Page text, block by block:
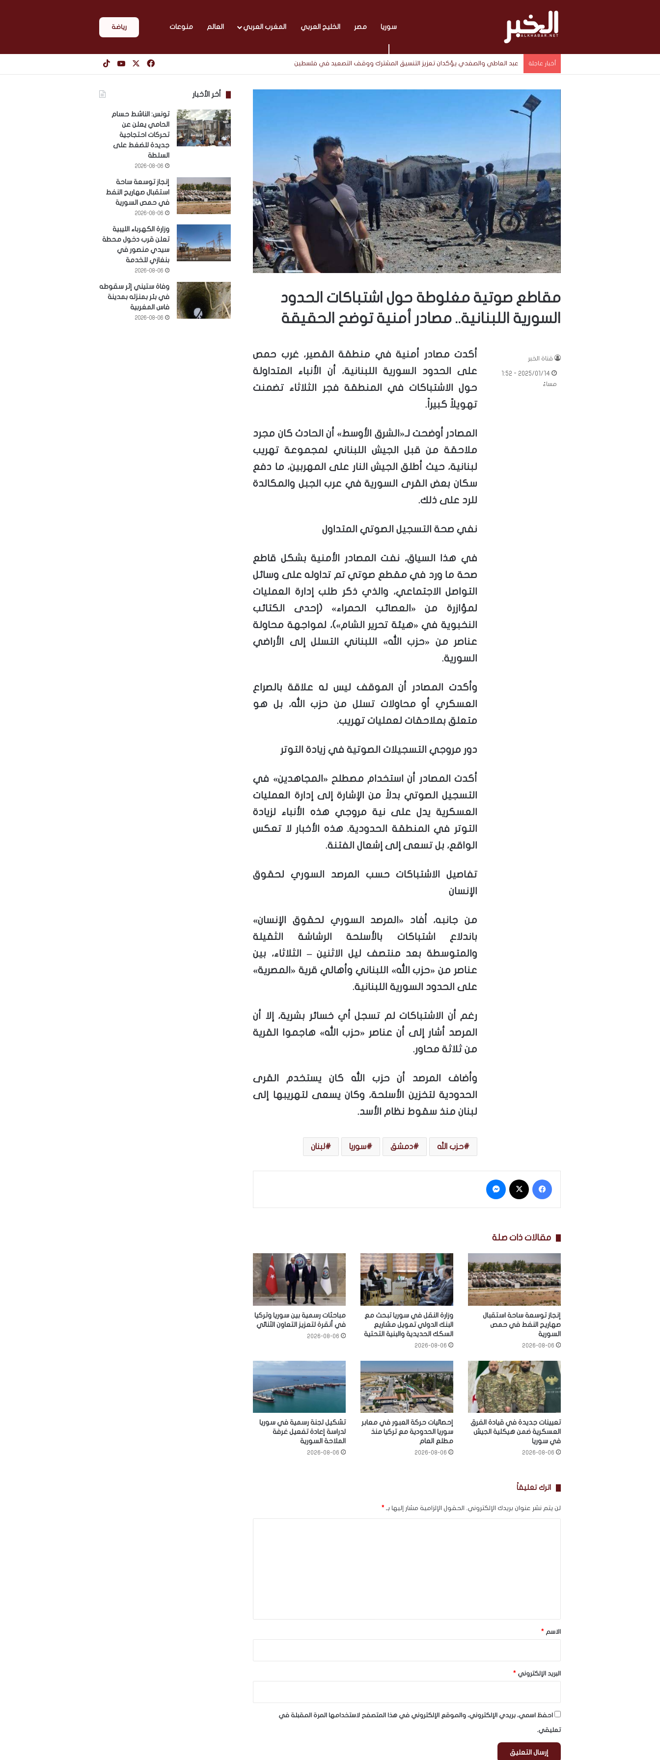
سوريا مصر الخليج العربي المغرب العربي العالم منوعات رياضة
أخبار عاجلة عبد العاطي والصفدي يؤكدان تعزيز التنسيق المشترك ووقف التصعيد في فلسطين فيسبوك‫YouTube
مقاطع صوتية مغلوطة حول اشتباكات الحدود
السورية اللبنانية.. مصادر أمنية توضح الحقيقة
أكدت مصادر أمنية في منطقة القصير، غرب حمص
على الحدود السورية اللبنانية، أن الأنباء المتداولة
حول الاشتباكات في المنطقة فجر الثلاثاء تضمنت
تهويلاً كبيراً.
المصادر أوضحت لـ«الشرق الأوسط» أن الحادث كان مجرد
ملاحقة من قبل الجيش اللبناني لمجموعة تهريب
لبنانية، حيث أطلق الجيش النار على المهربين، ما دفع
سكان بعض القرى السورية في عرب الجبل والمكالدة
للرد على ذلك.
نفي صحة التسجيل الصوتي المتداول
في هذا السياق، نفت المصادر الأمنية بشكل قاطع
صحة ما ورد في مقطع صوتي تم تداوله على وسائل
التواصل الاجتماعي، والذي ذكر طلب إدارة العمليات
لمؤازرة من «العصائب الحمراء» (إحدى الكتائب
النخبوية في «هيئة تحرير الشام»)، لمواجهة محاولة
عناصر من «حزب الله» اللبناني التسلل إلى الأراضي
السورية.
وأكدت المصادر أن الموقف ليس له علاقة بالصراع
العسكري أو محاولات تسلل من حزب الله، بل هو
متعلق بملاحقات لعمليات تهريب.
دور مروجي التسجيلات الصوتية في زيادة التوتر
أكدت المصادر أن استخدام مصطلح «المجاهدين» في
التسجيل الصوتي بدلاً من الإشارة إلى إدارة العمليات
العسكرية يدل على نية مروجي هذه الأنباء لزيادة
التوتر في المنطقة الحدودية. هذه الأخبار لا تعكس
الواقع، بل تسعى إلى إشعال الفتنة.
تفاصيل الاشتباكات حسب المرصد السوري لحقوق
الإنسان
من جانبه، أفاد «المرصد السوري لحقوق الإنسان»
باندلاع اشتباكات بالأسلحة الرشاشة الثقيلة
والمتوسطة بعد منتصف ليل الاثنين – الثلاثاء، بين
عناصر من «حزب الله» اللبناني وأهالي قرية «المصرية»
على الحدود السورية اللبنانية.
رغم أن الاشتباكات لم تسجل أي خسائر بشرية، إلا أن
المرصد أشار إلى أن عناصر «حزب الله» هاجموا القرية
من ثلاثة محاور.
وأضاف المرصد أن حزب الله كان يستخدم القرى
الحدودية لتخزين الأسلحة، وكان يسعى لتهريبها إلى
لبنان منذ سقوط نظام الأسد.
حزب الله دمشق سوريا لبنان
قناة الخبر
2025/01/14 - 1:52
مساءً
فيسبوك
مقالات ذات صلة
إنجاز توسعة ساحة استقبال
صهاريج النفط في حمص
السورية
2026-08-06
وزارة النقل في سوريا تبحث مع
البنك الدولي تمويل مشاريع
السكك الحديدية والبنية التحتية
2026-08-06
مباحثات رسمية بين سوريا وتركيا
في أنقرة لتعزيز التعاون الثنائي
2026-08-06
تعيينات جديدة في قيادة الفرق
العسكرية ضمن هيكلية الجيش
في سوريا
2026-08-06
إحصائيات حركة العبور في معابر
سوريا الحدودية مع تركيا منذ
مطلع العام
2026-08-06
تشكيل لجنة رسمية في سوريا
لدراسة إعادة تفعيل غرفة
الملاحة السورية
2026-08-06
اترك تعليقاً
لن يتم نشر عنوان بريدك الإلكتروني. الحقول الإلزامية مشار إليها بـ *
*الاسم *
البريد الإلكتروني *
احفظ اسمي، بريدي الإلكتروني، والموقع الإلكتروني في هذا المتصفح لاستخدامها المرة المقبلة في
تعليقي.
أخر الأخبار
تونس: الناشط حسام
الحامي يعلن عن
تحركات احتجاجية
جديدة للضغط على
السلطة
2026-08-06
إنجاز توسعة ساحة
استقبال صهاريج النفط
في حمص السورية
2026-08-06
وزارة الكهرباء الليبية
تعلن قرب دخول محطة
سيدي منصور في
بنغازي للخدمة
2026-08-06
وفاة ستيني إثر سقوطه
في بئر بمنزله بمدينة
فاس المغربية
2026-08-06